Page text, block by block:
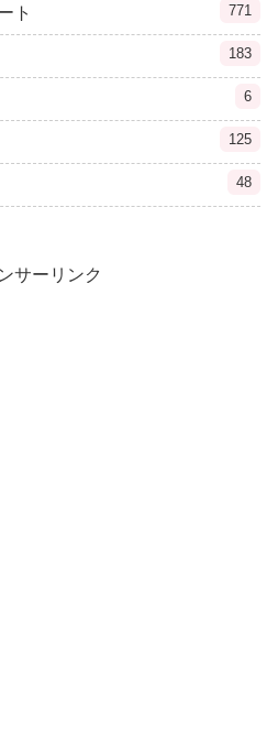
ト 771
183
6
125
48
サーリンク